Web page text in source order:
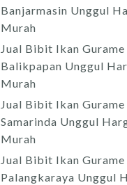
Banjarmasin Unggul
Murah
Jual Bibit Ikan Gurame
Balikpapan Unggul
Murah
Jual Bibit Ikan Gurame
Samarinda Unggul
Murah
Jual Bibit Ikan Gurame
Palangkaraya Unggul